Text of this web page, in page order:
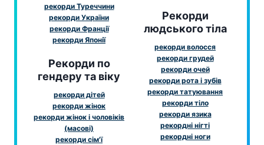
рекорди Туреччини
рекорди України
рекорди Франції
рекорди Японії
Рекорди по
гендеру та віку
рекорди дітей
рекорди жінок
рекорди жінок і чоловіків
(масові)
рекорди сім'ї
Рекорди
людського тіла
рекорди волосся
рекорди грудей
рекорди очей
рекорди рота і зубів
рекорди татуювання
рекорди тіло
рекорди язика
рекордні нігті
рекордні ноги